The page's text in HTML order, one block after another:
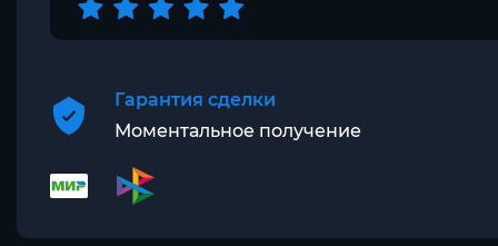
Гарантия сделки
Моментальное получение